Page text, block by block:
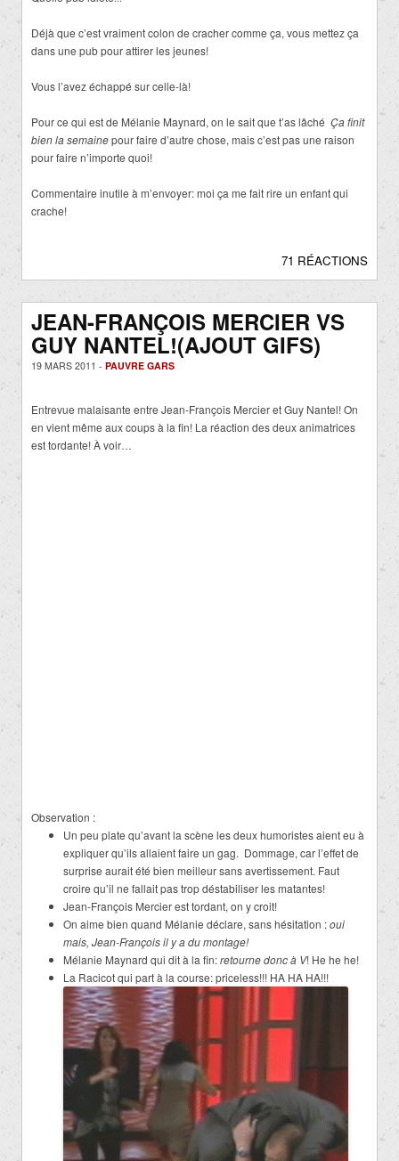
Déjà que c’est vraiment colon de cracher comme ça, vous mettez ça
dans une pub pour attirer les jeunes!
Vous l’avez échappé sur celle-là!
Pour ce qui est de Mélanie Maynard, on le sait que t’as lâché Ça finit
bien la semainepour faire d’autre chose, mais c’est pas une raison
pour faire n’importe quoi!
Commentaire inutile à m’envoyer: moi ça me fait rire un enfant qui
crache!
71 RÉACTIONS
JEAN-FRANÇOIS MERCIER VS
GUY NANTEL!(AJOUT GIFS)
19 MARS 2011 - PAUVRE GARS
Entrevue malaisante entre Jean-François Mercier et Guy Nantel! On
en vient même aux coups à la fin! La réaction des deux animatrices
est tordante! À voir…
Observation :
Un peu plate qu’avant la scène les deux humoristes aient eu à
expliquer qu’ils allaient faire un gag. Dommage, car l’effet de
surprise aurait été bien meilleur sans avertissement. Faut
croire qu’il ne fallait pas trop déstabiliser les matantes!
Jean-François Mercier est tordant, on y croit!
On aime bien quand Mélanie déclare, sans hésitation :oui
mais, Jean-François il y a du montage!
Mélanie Maynard qui dit à la fin:retourne donc à V! He he he!
La Racicot qui part à la course: priceless!!! HA HA HA!!!